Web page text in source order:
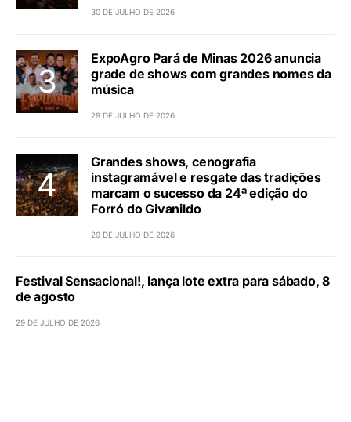
30 DE JULHO DE 2026
ExpoAgro Pará de Minas 2026 anuncia
grade de shows com grandes nomes da
música
29 DE JULHO DE 2026
Grandes shows, cenografia
instagramável e resgate das tradições
marcam o sucesso da 24ª edição do
Forró do Givanildo
29 DE JULHO DE 2026
Festival Sensacional!, lança lote extra para sábado, 8
de agosto
29 DE JULHO DE 2026